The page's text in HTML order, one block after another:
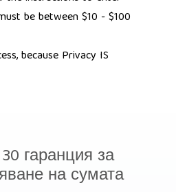
be between $10 - $100
because Privacy IS
гаранция за
на сумата